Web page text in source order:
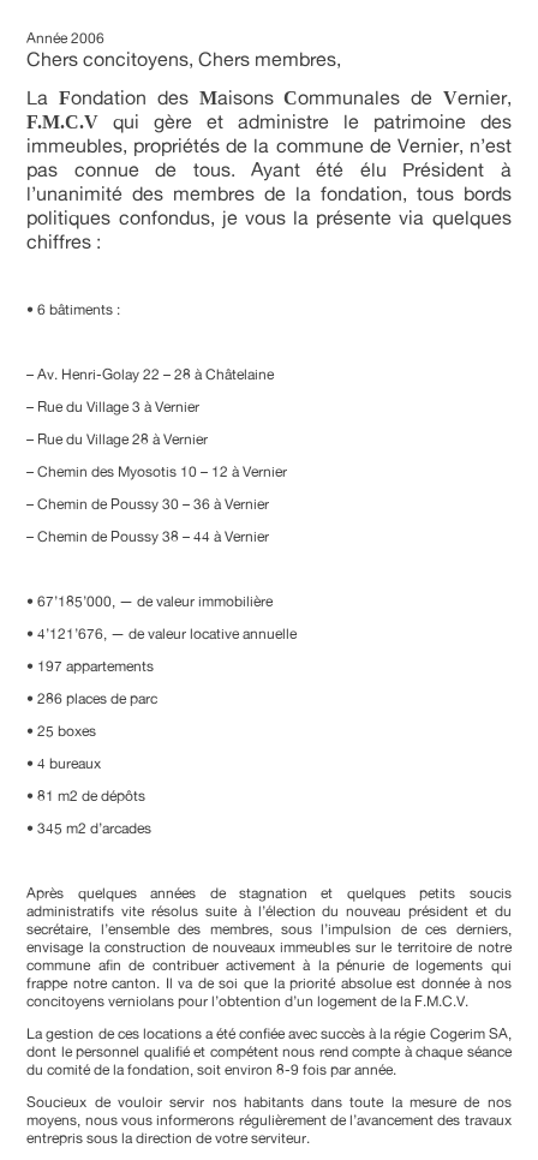
Année 2006
Chers concitoyens, Chers membres,
LaFondation des MaisonsCommunales de Vernier,
F.M.C.Vqui gère et administre le patrimoine des
immeubles, propriétés de la commune de Vernier, n’est
pas connue de tous. Ayant été élu Président à
l’unanimité des membres de la fondation, tous bords
politiques confondus, je vous la présente via quelques
chiffres :
• 6 bâtiments :
– Av. Henri-Golay 22 – 28 à Châtelaine
– Rue du Village 3 à Vernier
– Rue du Village 28 à Vernier
– Chemin des Myosotis 10 – 12 à Vernier
– Chemin de Poussy 30 – 36 à Vernier
– Chemin de Poussy 38 – 44 à Vernier
• 67’185’000, — de valeur immobilière
• 4’121’676, — de valeur locative annuelle
• 197 appartements
• 286 places de parc
• 25 boxes
• 4 bureaux
• 81 m2 de dépôts
• 345 m2 d’arcades
Après quelques années de stagnation et quelques petits soucis
administratifs vite résolus suite à l’élection du nouveau président et du
secrétaire, l’ensemble des membres, sous l’impulsion de ces derniers,
envisage la construction de nouveaux immeubles sur le territoire de notre
commune afin de contribuer activement à la pénurie de logements qui
frappe notre canton. Il va de soi que la priorité absolue est donnée à nos
concitoyens verniolans pour l’obtention d’un logement de la F.M.C.V.
La gestion de ces locations a été confiée avec succès à la régie Cogerim SA,
dont le personnel qualifié et compétent nous rend compte à chaque séance
du comité de la fondation, soit environ 8-9 fois par année.
Soucieux de vouloir servir nos habitants dans toute la mesure de nos
moyens, nous vous informerons régulièrement de l’avancement des travaux
entrepris sous la direction de votre serviteur.